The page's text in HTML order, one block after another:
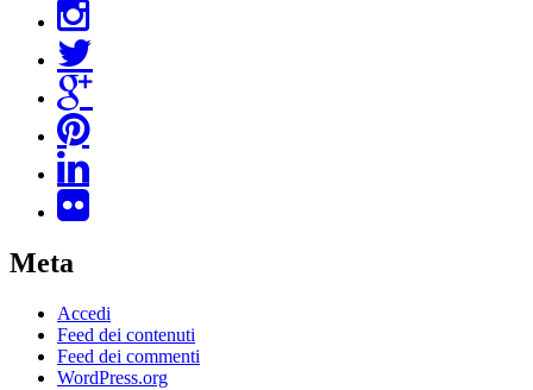
Meta
Accedi
Feed dei contenuti
Feed dei commenti
WordPress.org